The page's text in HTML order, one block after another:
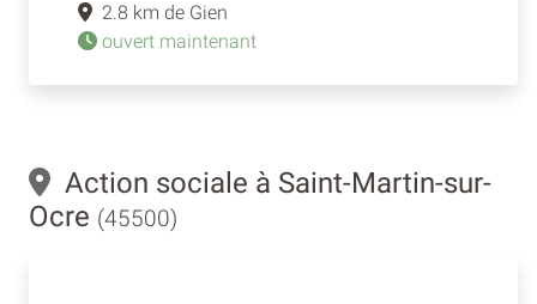
2.8 km de Gien
ouvert maintenant
Action sociale à Saint-Martin-sur-
Ocre (45500)